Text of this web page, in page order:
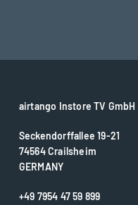
airtango Instore TV GmbH
Seckendorffallee 19-21
74564 Crailsheim
GERMANY
+49 7954 47 59 899